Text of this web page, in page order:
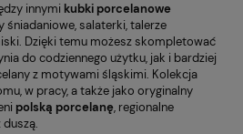
innymi kubki porcelanowe
śniadaniowe, salaterki, talerze
Dzięki temu możesz skompletować
do codziennego użytku, jak i bardziej
z motywami śląskimi. Kolekcja
w pracy, a także jako oryginalny
polską porcelanę, regionalne